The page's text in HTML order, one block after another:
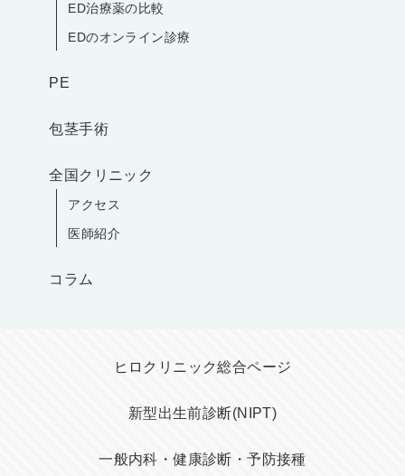
ED治療薬の比較
EDのオンライン診療
PE
包茎手術
全国クリニック
アクセス
医師紹介
コラム
ヒロクリニック総合ページ
新型出生前診断(NIPT)
一般内科・健康診断・予防接種